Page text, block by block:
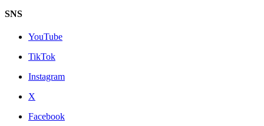
SNS
YouTube
TikTok
Instagram
X
Facebook